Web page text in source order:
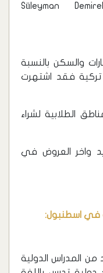
جامعة سبك الجمالي (Süleyman Demirel
والسكن بالنسبة
تركية فقد اشتهرت
الطلابية لشراء
واخر العروض في
في اسطنبول:
المدراس الدولية